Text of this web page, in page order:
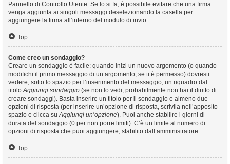
Pannello di Controllo Utente. Se lo si fa, è possibile evitare che una firma
venga aggiunta ai singoli messaggi deselezionando la casella per
aggiungere la firma all’interno del modulo di invio.
Top
Come creo un sondaggio?
Creare un sondaggio è facile: quando inizi un nuovo argomento (o quando
modifichi il primo messaggio di un argomento, se ti è permesso) dovresti
vedere, sotto lo spazio per l’inserimento del messaggio, un riquadro dal
titoloAggiungi sondaggio (se non lo vedi, probabilmente non hai il diritto di
creare sondaggi). Basta inserire un titolo per il sondaggio e almeno due
opzioni di risposta (per inserire un’opzione di risposta, scrivila nell’apposito
spazio e clicca suAggiungi un’opzione). Puoi anche stabilire i giorni di
durata del sondaggio (0 per non porre limiti). C’è un limite al numero di
opzioni di risposta che puoi aggiungere, stabilito dall’amministratore.
Top